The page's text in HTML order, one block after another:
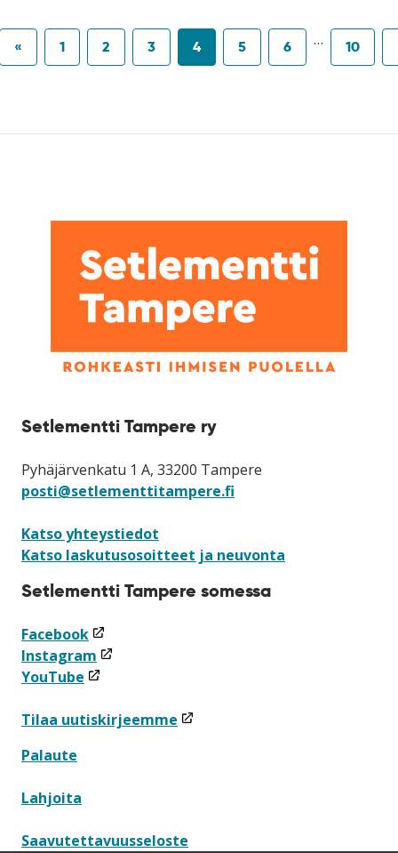
« 1 2 3 4 5 6 … 10
Setlementti Tampere ry
Pyhäjärvenkatu 1 A, 33200 Tampere
posti@setlementtitampere.fi
Katso yhteystiedot
Katso laskutusosoitteet ja neuvonta
Setlementti Tampere somessa
Facebook(linkki
avataan
uuteen
Instagram (linkki
avataan
ikkunaan)
YouTube (linkki
uuteen
Tilaa uutiskirjeemme (linkki
Palaute
Lahjoita
Saavutettavuusseloste